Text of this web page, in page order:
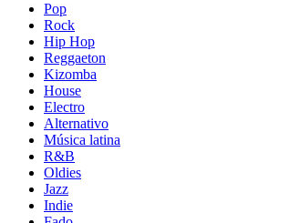
Pop
Rock
Hip Hop
Reggaeton
Kizomba
House
Electro
Alternativo
Música latina
R&B
Oldies
Jazz
Indie